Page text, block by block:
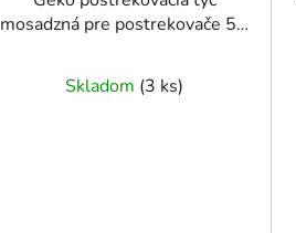
mosadzná pre postrekovače 5 -
Skladom (3 ks)